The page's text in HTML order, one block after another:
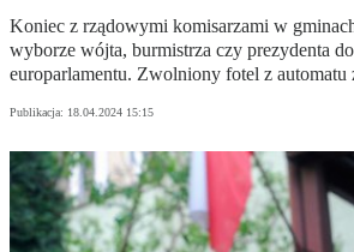
Koniec z rządowymi komisarzami w
wyborze wójta, burmistrza czy prezydenta
europarlamentu. Zwolniony fotel z automatu
Publikacja: 18.04.2024 15:15